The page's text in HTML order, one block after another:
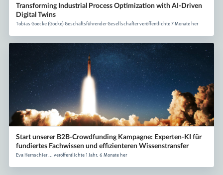
Transforming Industrial Process Optimization with AI-Driven
Digital Twins
Tobias Goecke (Göcke) Geschäftsführender Gesellschafter veröffentlichte 7 Monate her
Start unserer B2B-Crowdfunding Kampagne: Experten-KI für
fundiertes Fachwissen und effizienteren Wissenstransfer
Eva Hernschier ... veröffentlichte 1 Jahr, 6 Monate her